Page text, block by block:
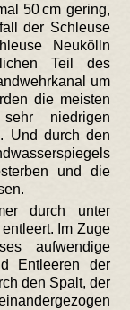
50 cm gering,
der Schleuse
Neukölln
Teil des
um
die meisten
niedrigen
Und durch den
und die
durch unter
Im Zuge
aufwendige
Entleeren der
den Spalt, der